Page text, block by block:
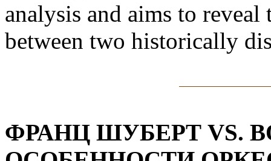
analysis and aims to
between two historically
ФРАНЦ ШУБЕРТ VS.